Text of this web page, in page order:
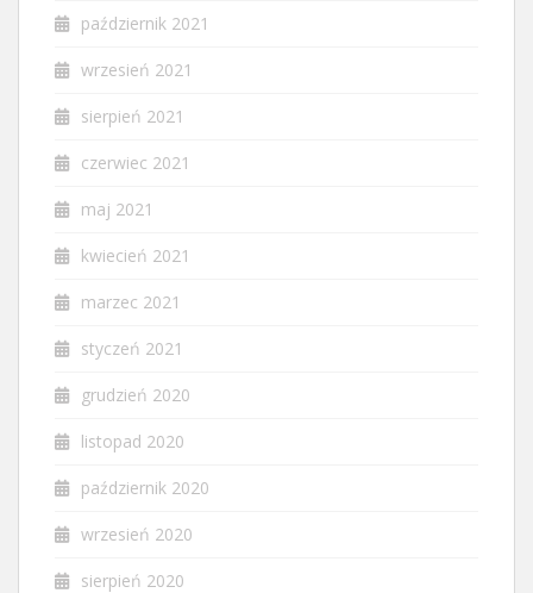
październik 2021
wrzesień 2021
sierpień 2021
czerwiec 2021
maj 2021
kwiecień 2021
marzec 2021
styczeń 2021
grudzień 2020
listopad 2020
październik 2020
wrzesień 2020
sierpień 2020